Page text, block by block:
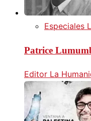
Especiales
Patrice
Editor La